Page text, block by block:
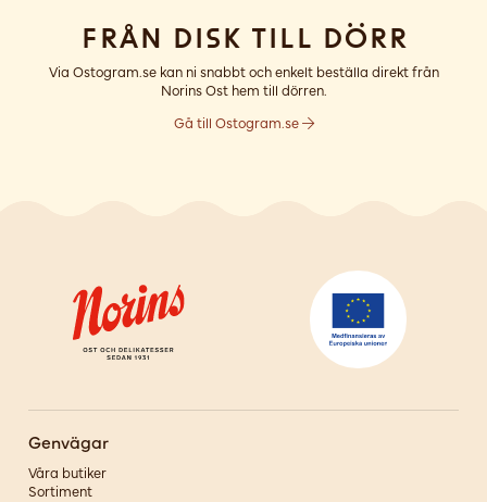
Från disk till dörr
Via Ostogram.se kan ni snabbt och enkelt beställa direkt från
Norins Ost hem till dörren.
Gå till Ostogram.se
Genvägar
Våra butiker
Sortiment